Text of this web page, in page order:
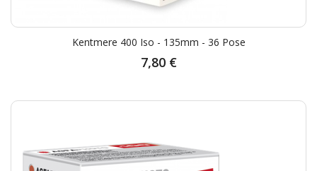
Kentmere 400 Iso - 135mm - 36 Pose
7,80 €